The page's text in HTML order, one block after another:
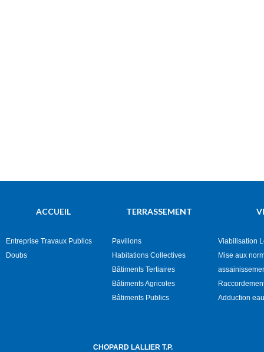
ACCUEIL
Entreprise Travaux Publics
Doubs
TERRASSEMENT
Pavillons
Habitations Collectives
Bâtiments Tertiaires
Bâtiments Agricoles
Bâtiments Publics
Viabilisation
Mise aux
Adduction
CHOPARD LALLIER T.P.